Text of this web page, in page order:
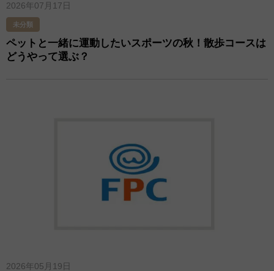
2026年07月17日
未分類
ペットと一緒に運動したいスポーツの秋！散歩コースは
どうやって選ぶ？
2026年05月19日